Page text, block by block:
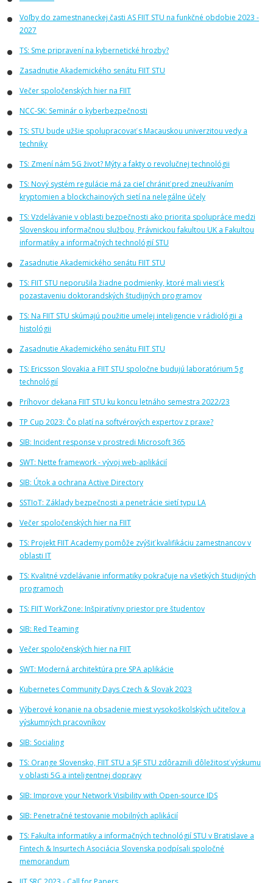
Voľby do zamestnaneckej časti AS FIIT STU na funkčné obdobie 2023 -
2027
TS: Sme pripravení na kybernetické hrozby?
Zasadnutie Akademického senátu FIIT STU
Večer spoločenských hier na FIIT
NCC-SK: Seminár o kyberbezpečnosti
TS: STU bude užšie spolupracovať s Macauskou univerzitou vedy a
techniky
TS: Zmení nám 5G život? Mýty a fakty o revolučnej technológii
TS: Nový systém regulácie má za cieľ chrániť pred zneužívaním
kryptomien a blockchainových sietí na nelegálne účely
TS: Vzdelávanie v oblasti bezpečnosti ako priorita spolupráce medzi
Slovenskou informačnou službou, Právnickou fakultou UK a Fakultou
informatiky a informačných technológií STU
Zasadnutie Akademického senátu FIIT STU
TS: FIIT STU neporušila žiadne podmienky, ktoré mali viesť k
pozastaveniu doktorandských študijných programov
TS: Na FIIT STU skúmajú použitie umelej inteligencie v rádiológii a
histológii
Zasadnutie Akademického senátu FIIT STU
TS: Ericsson Slovakia a FIIT STU spoločne budujú laboratórium 5g
technológií
Príhovor dekana FIIT STU ku koncu letnáho semestra 2022/23
TP Cup 2023: Čo platí na softvérových expertov z praxe?
SIB: Incident response v prostredi Microsoft 365
SWT: Nette framework - vývoj web-aplikácií
SIB: Útok a ochrana Active Directory
SSTIoT: Základy bezpečnosti a penetrácie sietí typu LA
Večer spoločenských hier na FIIT
TS: Projekt FIIT Academy pomôže zvýšiť kvalifikáciu zamestnancov v
oblasti IT
TS: Kvalitné vzdelávanie informatiky pokračuje na všetkých študijných
programoch
TS: FIIT WorkZone: Inšpiratívny priestor pre študentov
SIB: Red Teaming
Večer spoločenských hier na FIIT
SWT: Moderná architektúra pre SPA aplikácie
Kubernetes Community Days Czech & Slovak 2023
Výberové konanie na obsadenie miest vysokoškolských učiteľov a
výskumných pracovníkov
SIB: Socialing
TS: Orange Slovensko, FIIT STU a SjF STU zdôraznili dôležitosť výskumu
v oblasti 5G a inteligentnej dopravy
SIB: Improve your Network Visibility with Open-source IDS
SIB: Penetračné testovanie mobilných aplikácií
TS: Fakulta informatiky a informačných technológií STU v Bratislave a
Fintech & Insurtech Asociácia Slovenska podpísali spoločné
memorandum